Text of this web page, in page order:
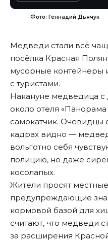
Фото: Геннадий Дьячук
Медведи стали всё
посёлка Красная
мусорные контейнеры
с туристами.
Накануне медведица
около отеля
самокатчик. Очевидцы
кадрах видно —
вольготно себя
полицию, но даже
косолапых.
Жители просят
предупреждающие
кормовой базой для
считают, что медведи
за расширения